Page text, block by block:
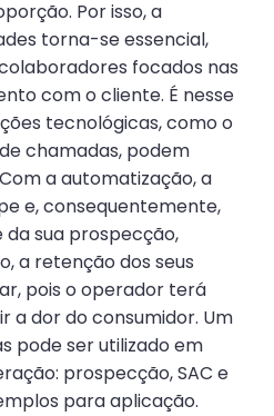
Por isso, a
torna-se essencial,
focados nas
com o cliente. É nesse
tecnológicas, como o
chamadas, podem
a automatização, a
e, consequentemente,
sua prospecção,
a retenção dos seus
pois o operador terá
a dor do consumidor. Um
pode ser utilizado em
prospecção, SAC e
para aplicação.